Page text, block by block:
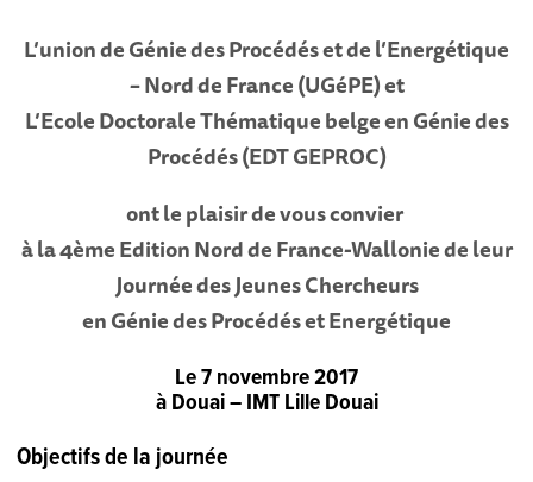
L’union de Génie des Procédés et de l’Energétique
– Nord de France(UGéPE) et
L’Ecole Doctorale Thématique belge en Génie des
Procédés(EDT GEPROC)
ont le plaisir de vous convier
à la 4ème Edition Nord de France-Wallonie de leur
Journée des Jeunes Chercheurs
en Génie des Procédés et Energétique
Le 7 novembre 2017
à Douai – IMT Lille Douai
Objectifs de la journée